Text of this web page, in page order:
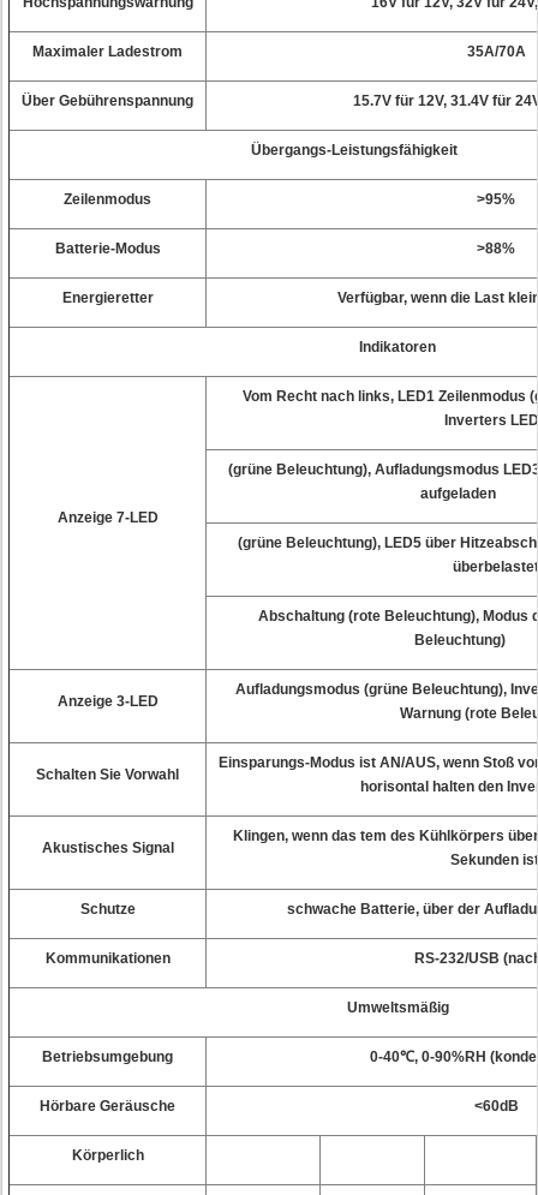
Maximaler Ladestrom 35A/70A
Über Gebührenspannung 15.7V für 12V, 31.4V für
Übergangs-
Zeilenmodus >95%
Batterie-Modus >88%
Energieretter Verfügbar, wenn die Last
Indikatoren
Anzeige 7-LED
Vom Recht nach links, LED1 Zeilenmodus
Inverters
(grüne Beleuchtung), Aufladungsmodus
(grüne Beleuchtung), LED5 über
überbelastet
Abschaltung (rote Beleuchtung), Modus
Anzeige 3-LED
Aufladungsmodus (grüne Beleuchtung),
Warnung (rote
Schalten Sie Vorwahl
Einsparungs-Modus ist AN/AUS, wenn Stoß
horisontal halten den
Akustisches Signal
Klingen, wenn das tem des Kühlkörpers
Sekunden
Schutze schwache Batterie, über der
Kommunikationen RS-232/USB
Umweltsmäßig
Betriebsumgebung 0-40℃, 0-90%RH
Hörbare Geräusche <60dB
Körperlich